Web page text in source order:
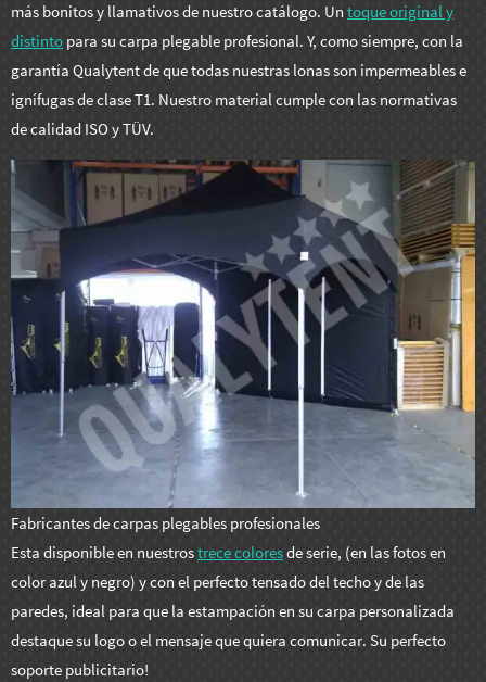
más bonitos y llamativos de nuestro catálogo. Un toque original y
distinto para su carpa plegable profesional. Y, como siempre, con la
garantía Qualytent de que todas nuestras lonas son impermeables e
ignífugas de clase T1. Nuestro material cumple con las normativas
de calidad ISO y TÜV.
Fabricantes de carpas plegables profesionales
Esta disponible en nuestrostrece coloresde serie, (en las fotos en
color azul y negro) y con el perfecto tensado del techo y de las
paredes, ideal para que la estampación en su carpa personalizada
destaque su logo o el mensaje que quiera comunicar. Su perfecto
soporte publicitario!